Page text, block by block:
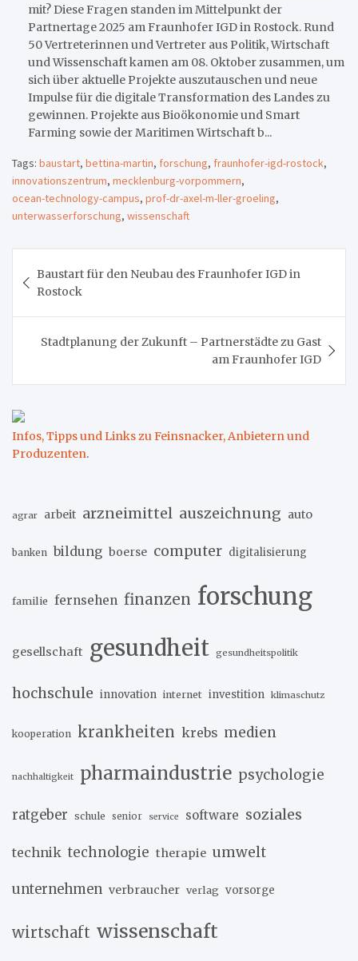
mit? Diese Fragen standen im Mittelpunkt der
Partnertage 2025 am Fraunhofer IGD in Rostock. Rund
50 Vertreterinnen und Vertreter aus Politik, Wirtschaft
und Wissenschaft kamen am 08. Oktober zusammen, um
sich über aktuelle Projekte auszutauschen und neue
Impulse für die digitale Transformation des Landes zu
gewinnen. Projekte aus Bioökonomie und Smart
Farming sowie der Maritimen Wirtschaft b...
Tags: baustart, bettina-martin, forschung, fraunhofer-igd-rostock,
innovationszentrum, mecklenburg-vorpommern,
ocean-technology-campus, prof-dr-axel-m-ller-groeling,
unterwasserforschung, wissenschaft
Baustart für den Neubau des Fraunhofer IGD in
Rostock
Stadtplanung der Zukunft – Partnerstädte zu Gast
am Fraunhofer IGD
Infos, Tipps und Links zu Feinsnacker, Anbietern und
Produzenten.
agrar arbeit arzneimittel auszeichnung auto
banken bildung boerse computer digitalisierung
familie fernsehen finanzen forschung
gesellschaft gesundheit gesundheitspolitik
hochschule innovation internet investition klimaschutz
kooperation krankheiten krebs medien
nachhaltigkeit pharmaindustrie psychologie
ratgeber schule senior service software soziales
technik technologie therapie umwelt
unternehmen verbraucher verlag vorsorge
wirtschaft wissenschaft